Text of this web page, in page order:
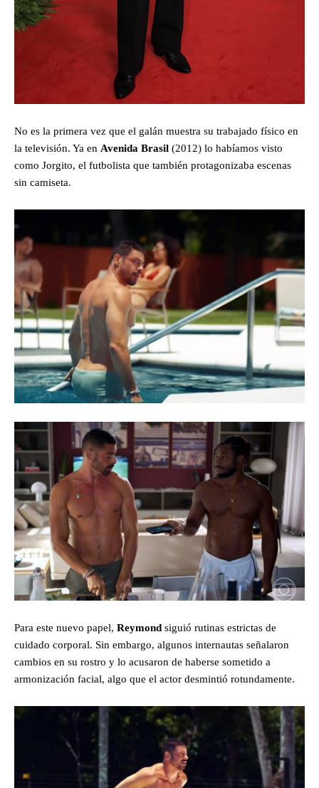
No es la primera vez que el galán muestra su trabajado físico en
la televisión. Ya en Avenida Brasil (2012) lo habíamos visto
como Jorgito, el futbolista que también protagonizaba escenas
sin camiseta.
Para este nuevo papel, Reymond siguió rutinas estrictas de
cuidado corporal. Sin embargo, algunos internautas señalaron
cambios en su rostro y lo acusaron de haberse sometido a
armonización facial, algo que el actor desmintió rotundamente.